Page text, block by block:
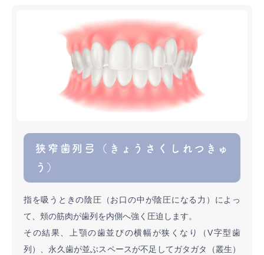
狭窄歯列弓（きょうさくしれつきゅ
う）
指を吸うときの陰圧（お口の中が陰圧になる力）によっ
て、頬の筋肉が歯列を内側へ強く圧迫します。
その結果、上顎の歯並びの横幅が狭くなり（V字型歯
列）、永久歯が並ぶスペースが不足してガタガタ（叢生）